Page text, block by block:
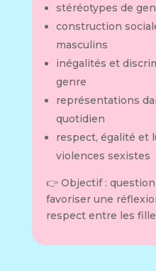
stéréotypes de
construction
masculins
inégalités et
genre
représentations
quotidien
respect, égalité et
violences sexistes
👉 Objectif :
favoriser une
respect entre les